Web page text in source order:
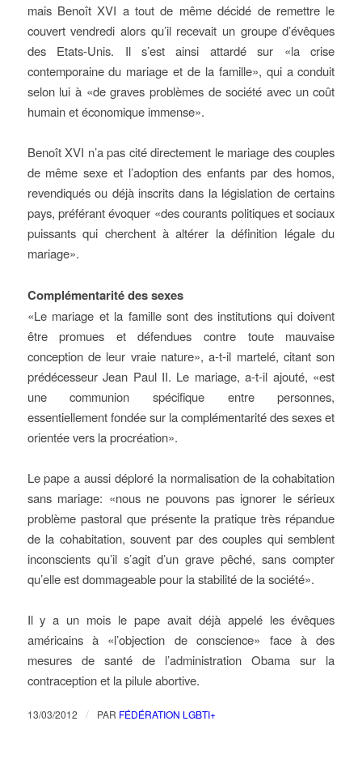
mais Benoît XVI a tout de même décidé de remettre le
couvert vendredi alors qu’il recevait un groupe d’évêques
des Etats-Unis. Il s’est ainsi attardé sur «la crise
contemporaine du mariage et de la famille», qui a conduit
selon lui à «de graves problèmes de société avec un coût
humain et économique immense».
Benoît XVI n’a pas cité directement le mariage des couples
de même sexe et l’adoption des enfants par des homos,
revendiqués ou déjà inscrits dans la législation de certains
pays, préférant évoquer «des courants politiques et sociaux
puissants qui cherchent à altérer la définition légale du
mariage».
Complémentarité des sexes
«Le mariage et la famille sont des institutions qui doivent
être promues et défendues contre toute mauvaise
conception de leur vraie nature», a-t-il martelé, citant son
prédécesseur Jean Paul II. Le mariage, a-t-il ajouté, «est
une communion spécifique entre personnes,
essentiellement fondée sur la complémentarité des sexes et
orientée vers la procréation».
Le pape a aussi déploré la normalisation de la cohabitation
sans mariage: «nous ne pouvons pas ignorer le sérieux
problème pastoral que présente la pratique très répandue
de la cohabitation, souvent par des couples qui semblent
inconscients qu’il s’agit d’un grave pêché, sans compter
qu’elle est dommageable pour la stabilité de la société».
Il y a un mois le pape avait déjà appelé les évêques
américains à «l’objection de conscience» face à des
mesures de santé de l’administration Obama sur la
contraception et la pilule abortive.
13/03/2012 / PAR FÉDÉRATION LGBTI+